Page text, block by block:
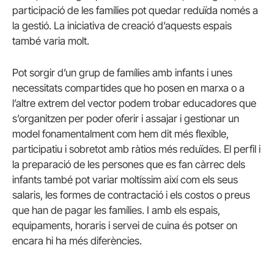
participació de les famílies pot quedar reduïda només a
la gestió. La iniciativa de creació d’aquests espais
també varia molt.
Pot sorgir d’un grup de famílies amb infants i unes
necessitats compartides que ho posen en marxa o a
l’altre extrem del vector podem trobar educadores que
s’organitzen per poder oferir i assajar i gestionar un
model fonamentalment com hem dit més flexible,
participatiu i sobretot amb ràtios més reduïdes. El perfil i
la preparació de les persones que es fan càrrec dels
infants també pot variar moltíssim així com els seus
salaris, les formes de contractació i els costos o preus
que han de pagar les famílies. I amb els espais,
equipaments, horaris i servei de cuina és potser on
encara hi ha més diferències.